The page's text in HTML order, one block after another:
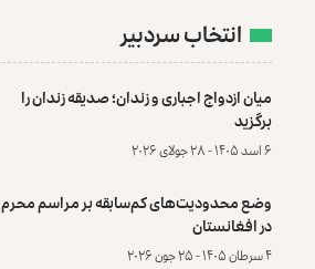
انتخاب سردبیر
میان ازدواج اجباری و زندان؛ صدیقه زندان را
برگزید
۶ اسد ۱۴۰۵ - ۲۸ جولای ۲۰۲۶
وضع محدودیت‌های کم‌سابقه بر مراسم محرم
در افغانستان
۴ سرطان ۱۴۰۵ - ۲۵ جون ۲۰۲۶